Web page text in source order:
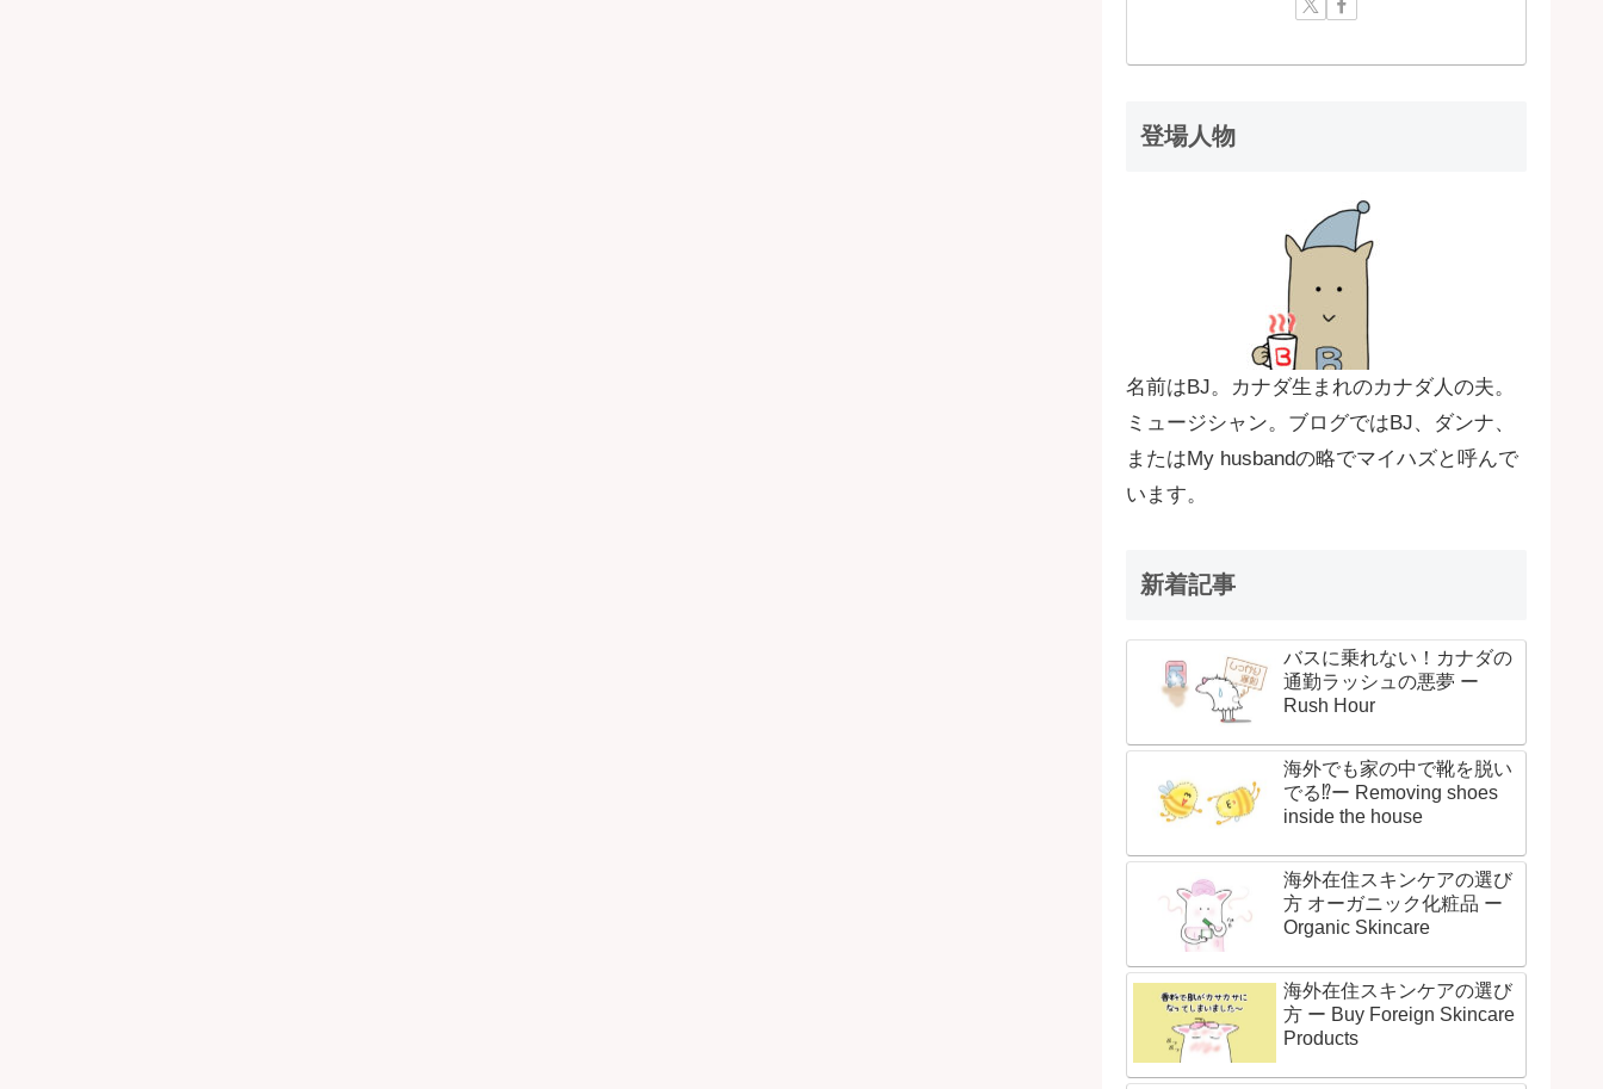
登場人物
名前はBJ。カナダ生まれのカナダ人の夫。
ミュージシャン。ブログではBJ、ダンナ、
またはMy husbandの略でマイハズと呼んで
います。
新着記事
バスに乗れない！カナダの
通勤ラッシュの悪夢 ー
Rush Hour
海外でも家の中で靴を脱い
でる⁉ー Removing shoes
inside the house
海外在住スキンケアの選び
方 オーガニック化粧品 ー
Organic Skincare
海外在住スキンケアの選び
方 ー Buy Foreign Skincare
Products